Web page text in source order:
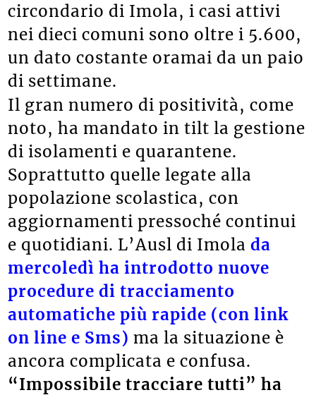
circondario di Imola, i casi attivi
nei dieci comuni sono oltre i 5.600,
un dato costante oramai da un paio
di settimane.
Il gran numero di positività, come
noto, ha mandato in tilt la gestione
di isolamenti e quarantene.
Soprattutto quelle legate alla
popolazione scolastica, con
aggiornamenti pressoché continui
e quotidiani. L’Ausl di Imolada
mercoledì ha introdotto nuove
procedure di tracciamento
automatiche più rapide (con link
on line e Sms)ma la situazione è
ancora complicata e confusa.
“Impossibile tracciare tutti” ha